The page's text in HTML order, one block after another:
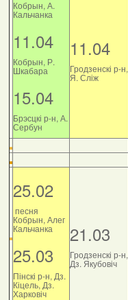
Кобрын, А.
Кальчанка
11.04
Кобрын, Р.
Шкабара
15.04
Брэсцкі р-н, А.
Сербун
11.04
Гродзенскі р-н,
Я. Сліж
25.02
песня
Кобрын, Алег
Кальчанка
25.03
Пінскі р-н, Дз.
Кіцель, Дз.
Харковіч
21.03
Гродзенскі р-н,
Дз. Якубовіч